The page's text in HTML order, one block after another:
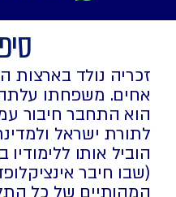
הוא התחבר חיבור
לתורת ישראל
הוביל אותו
(שבו חיבר
המהותיים של כל